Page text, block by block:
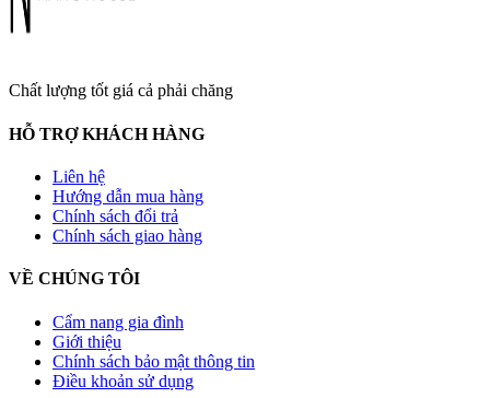
Chất lượng tốt giá cả phải chăng
HỖ TRỢ KHÁCH HÀNG
Liên hệ
Hướng dẫn mua hàng
Chính sách đổi trả
Chính sách giao hàng
VỀ CHÚNG TÔI
Cẩm nang gia đình
Giới thiệu
Chính sách bảo mật thông tin
Điều khoản sử dụng